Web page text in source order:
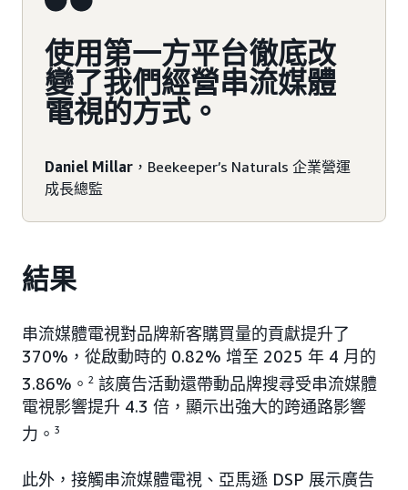
使用第一方平台徹底改
變了我們經營串流媒體
電視的方式。
Daniel Millar ，Beekeeper’s Naturals 企業營運
成長總監
結果
串流媒體電視對品牌新客購買量的貢獻提升了
370%，從啟動時的 0.82% 增至 2025 年 4 月的
3.86%。 2 該廣告活動還帶動品牌搜尋受串流媒體
電視影響提升 4.3 倍，顯示出強大的跨通路影響
力。 3
此外，接觸串流媒體電視、亞馬遜 DSP 展示廣告